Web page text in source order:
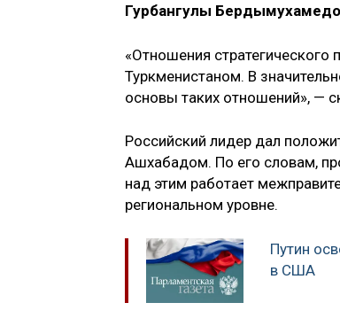
Гурбангулы
«Отношения
Туркменистаном. В
основы таких отношений», —
Российский лидер дал
Ашхабадом. По его словам,
над этим работает
региональном уровне.
Путин
в США